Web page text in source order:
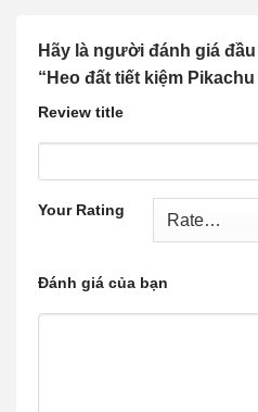
Hãy là người đánh giá
“Heo đất tiết kiệm
Review title
Your Rating
Đánh giá của bạn